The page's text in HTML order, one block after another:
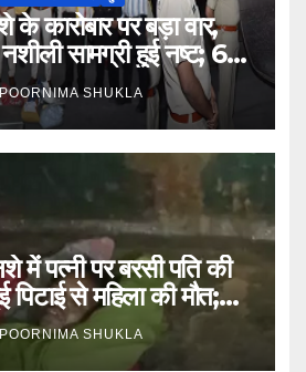
के कारोबार पर बड़ा वार,
सामग्री हुई नष्ट; 66
POORNIMA SHUKLA
में पत्नी पर बरसी पति की
से महिला की मौत;
POORNIMA SHUKLA